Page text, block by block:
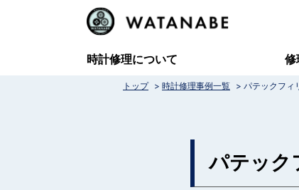
時計修理について 修
トップ > 時計修理事例一覧 > パテックフィ
パテック